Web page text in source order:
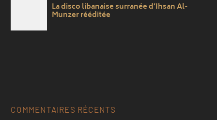
COMMENTAIRES RÉCENTS